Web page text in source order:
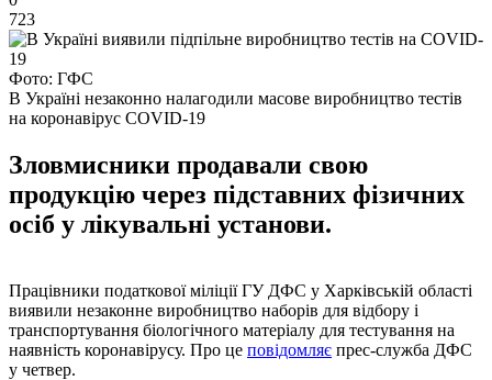
723
Фото: ГФС
В Україні незаконно налагодили масове виробництво тестів
на коронавірус COVID-19
Зловмисники продавали свою
продукцію через підставних фізичних
осіб у лікувальні установи.
Працівники податкової міліції ГУ ДФС у Харківській області
виявили незаконне виробництво наборів для відбору і
транспортування біологічного матеріалу для тестування на
наявність коронавірусу. Про це повідомляє прес-служба ДФС
у четвер.